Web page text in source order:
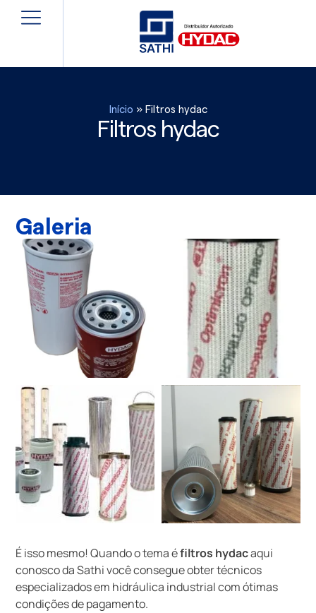
Início » Filtros hydac
Filtros hydac
Galeria
É isso mesmo! Quando o tema éfiltros hydacaqui
conosco da Sathi você consegue obter técnicos
especializados em hidráulica industrial com ótimas
condições de pagamento.